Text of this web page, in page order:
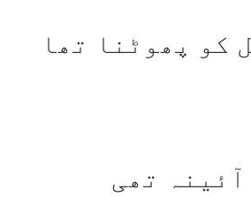
کو پھوٹنا تھا
تھی